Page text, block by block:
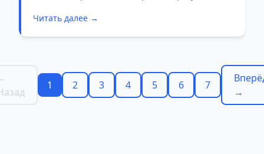
Ущерб владельцу оценивается почти в 95 тысяч
Читать далее →
1 2 3 4 5 6 7
→